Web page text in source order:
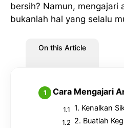
bersih? Namun, mengajari
bukanlah hal yang selalu
On this Article
Cara Mengajari
1. Kenalkan
2. Buatlah